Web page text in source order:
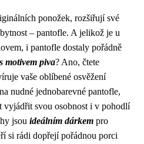
ponožek, rozšiřují své
– pantofle. A jelikož je u
i pantofle dostaly pořádně
motivem piva? Ano, čtete
vaše oblíbené osvěžení
nudné jednobarevné pantofle,
vyjádřit svou osobnost i v pohodlí
jsou ideálním dárkem pro
si rádi dopřejí pořádnou porci